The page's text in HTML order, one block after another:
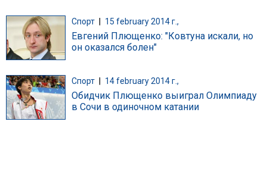
Спорт 15 february 2014 г.,
Евгений Плющенко: "Ковтуна искали, но
он оказался болен"
Спорт 14 february 2014 г.,
Обидчик Плющенко выиграл Олимпиаду
в Сочи в одиночном катании